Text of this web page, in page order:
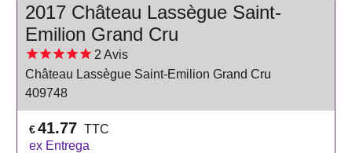
2017 Château Lassègue Saint-
Emilion Grand Cru
2 Avis
Château Lassègue Saint-Emilion Grand Cru
409748
€41.77 TTC
ex Entrega